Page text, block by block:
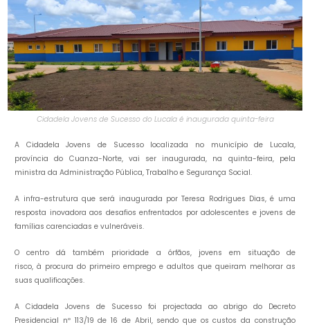
Cidadela Jovens de Sucesso do Lucala é inaugurada quinta-feira
A Cidadela Jovens de Sucesso localizada no município de Lucala,
província do Cuanza-Norte, vai ser inaugurada, na quinta-feira, pela
ministra da Administração Pública, Trabalho e Segurança Social.
A infra-estrutura que será inaugurada por Teresa Rodrigues Dias, é uma
resposta inovadora aos desafios enfrentados por adolescentes e jovens de
famílias carenciadas e vulneráveis.
O centro dá também prioridade a órfãos, jovens em situação de
risco, à procura do primeiro emprego e adultos que queiram melhorar as
suas qualificações.
A Cidadela Jovens de Sucesso foi projectada ao abrigo do Decreto
Presidencial nº 113/19 de 16 de Abril, sendo que os custos da construção